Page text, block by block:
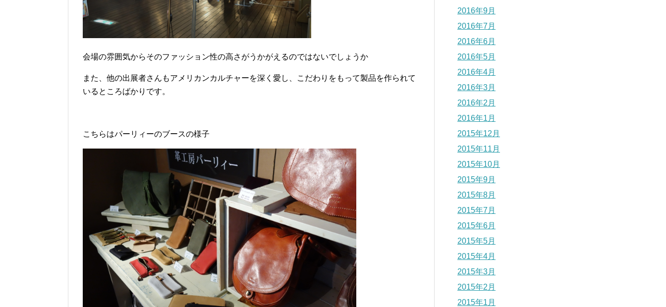
会場の雰囲気からそのファッション性の高さがうかがえるのではないでしょうか
また、他の出展者さんもアメリカンカルチャーを深く愛し、こだわりをもって製品を作られて
いるところばかりです。
こちらはパーリィーのブースの様子
2016年9月
2016年7月
2016年6月
2016年5月
2016年4月
2016年3月
2016年2月
2016年1月
2015年12月
2015年11月
2015年10月
2015年9月
2015年8月
2015年7月
2015年6月
2015年5月
2015年4月
2015年3月
2015年2月
2015年1月